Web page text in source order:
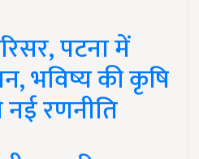
पटना में
भविष्य की कृषि
रणनीति